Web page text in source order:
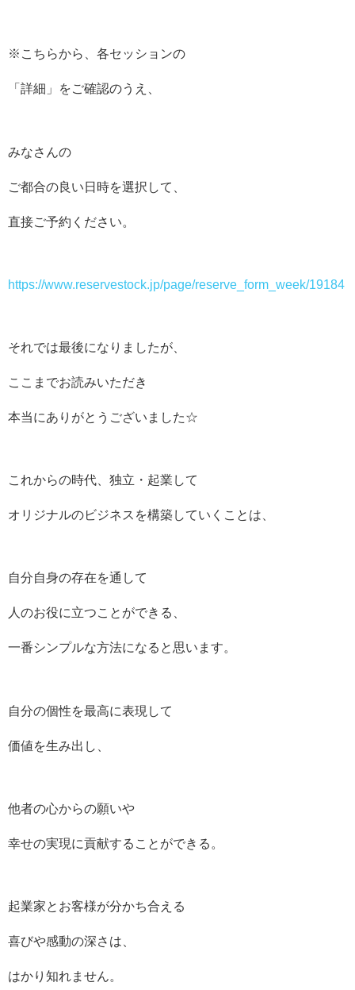
※こちらから、各セッションの
「詳細」をご確認のうえ、
みなさんの
ご都合の良い日時を選択して、
直接ご予約ください。
https://www.reservestock.jp/page/reserve_form_week/19184
それでは最後になりましたが、
ここまでお読みいただき
本当にありがとうございました☆
これからの時代、独立・起業して
オリジナルのビジネスを構築していくことは、
自分自身の存在を通して
人のお役に立つことができる、
一番シンプルな方法になると思います。
自分の個性を最高に表現して
価値を生み出し、
他者の心からの願いや
幸せの実現に貢献することができる。
起業家とお客様が分かち合える
喜びや感動の深さは、
はかり知れません。